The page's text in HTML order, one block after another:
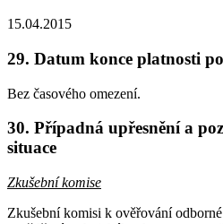
15.04.2015
29. Datum konce platnosti
Bez časového omezení.
30. Případná upřesnění a
situace
Zkušební komise
Zkušební komisi k ověřování